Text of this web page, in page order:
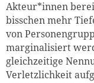
Akteur*innen
bisschen mehr
von
marginalisiert
gleichzeitige
Verletzlichkeit